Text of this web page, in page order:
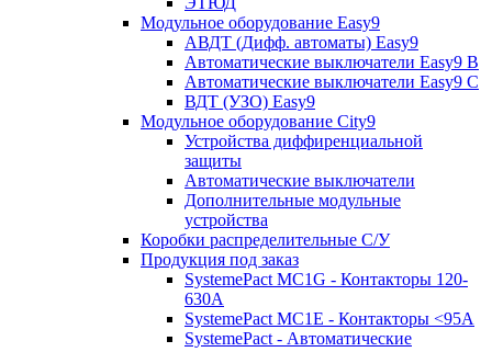
Модульное оборудование Easy9
АВДТ (Дифф. автоматы) Easy9
Автоматические выключатели Easy9 В
Автоматические выключатели Easy9 С
ВДТ (УЗО) Easy9
Модульное оборудование City9
Устройства диффиренциальной
защиты
Автоматические выключатели
Дополнительные модульные
устройства
Коробки распределительные C/У
Продукция под заказ
SystemePact MC1G - Контакторы 120-
630A
SystemePact MC1E - Контакторы <95A
SystemePact - Автоматические